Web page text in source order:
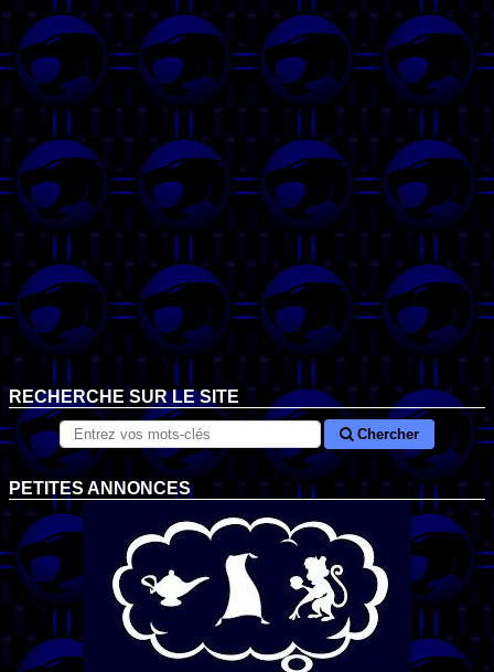
RECHERCHE SUR LE SITE
Chercher
PETITES ANNONCES